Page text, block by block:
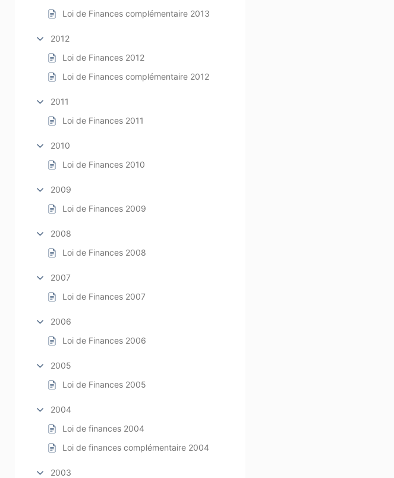
Loi de Finances complémentaire 2013
2012
Loi de Finances 2012
Loi de Finances complémentaire 2012
2011
Loi de Finances 2011
2010
Loi de Finances 2010
2009
Loi de Finances 2009
2008
Loi de Finances 2008
2007
Loi de Finances 2007
2006
Loi de Finances 2006
2005
Loi de Finances 2005
2004
Loi de finances 2004
Loi de finances complémentaire 2004
2003